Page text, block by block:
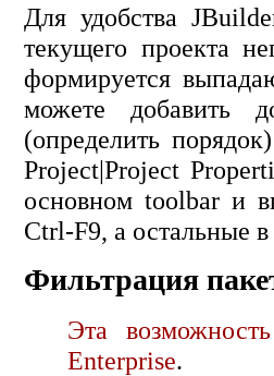
Для удобства
текущего проекта
формируется
можете добавить
(определить
Project|Project
основном toolbar и
Ctrl-F9, а остальные
Фильтрация
Эта
Enterprise.